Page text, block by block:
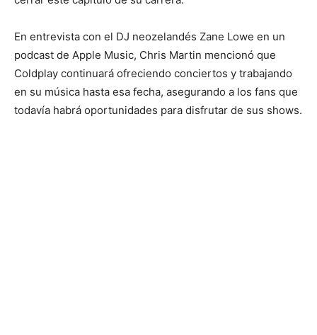
En entrevista con el DJ neozelandés Zane Lowe en un
podcast de Apple Music, Chris Martin mencionó que
Coldplay continuará ofreciendo conciertos y trabajando
en su música hasta esa fecha, asegurando a los fans que
todavía habrá oportunidades para disfrutar de sus shows.